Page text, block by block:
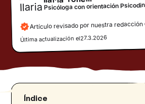
Psicóloga con orientación
Artículo revisado por nuestra
Última actualización el27.3.2026
Índice